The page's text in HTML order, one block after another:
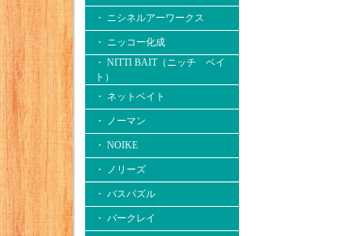
・ ニシネルアーワークス
・ ニッコー化成
・ NITTI BAIT（ニッチ ベイ
ト）
・ ネットベイト
・ ノーマン
・ NOIKE
・ ノリーズ
・ バスパズル
・ バークレイ